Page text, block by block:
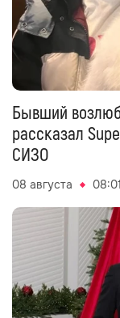
Бывший
рассказал
СИЗО
08 августа 08:01